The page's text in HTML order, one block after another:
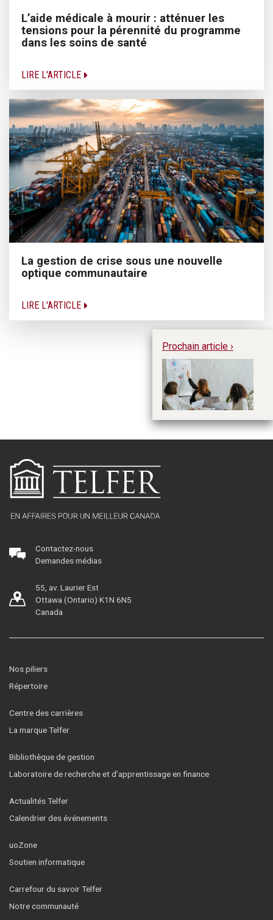
L’aide médicale à mourir : atténuer les
tensions pour la pérennité du programme
dans les soins de santé
LIRE L'ARTICLE
La gestion de crise sous une nouvelle
optique communautaire
LIRE L'ARTICLE
Prochain article ›
Contactez-nous
Demandes médias
55, av. Laurier Est
Ottawa (Ontario) K1N 6N5
Canada
Nos piliers
Répertoire
Centre des carrières
La marque Telfer
Bibliothèque de gestion
Laboratoire de recherche et d’apprentissage en finance
Actualités Telfer
Calendrier des événements
uoZone
Soutien informatique
Carrefour du savoir Telfer
Notre communauté